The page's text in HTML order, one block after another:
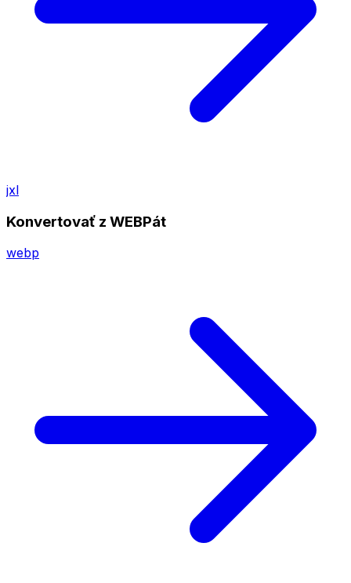
jxl
Konvertovať z WEBPát
webp